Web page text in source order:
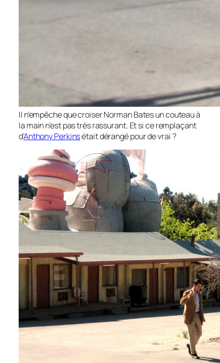
Il n’empêche que croiser Norman Bates un couteau à
la main n’est pas très rassurant. Et si ce remplaçant
d’Anthony Perkinsétait dérangé pour de vrai ?